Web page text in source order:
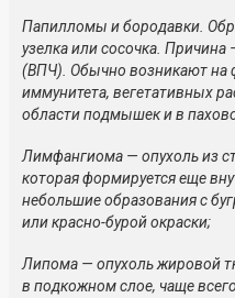
Папилломы и бородавки.
узелка или сосочка.
(ВПЧ). Обычно возникают на
иммунитета, вегетативных
области подмышек и в
Лимфангиома — опухоль из
которая формируется еще
небольшие образования с
иликрасно-буройокраски;
Липома — опухоль жировой
в подкожном слое, чаще